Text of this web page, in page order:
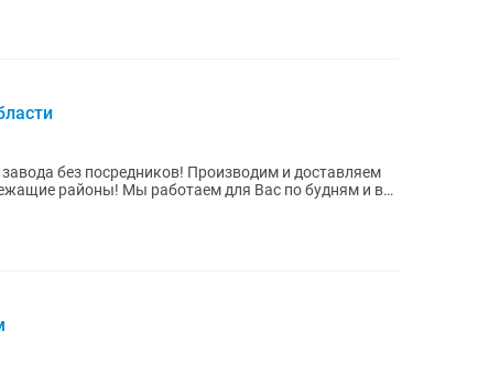
без посредников! Производим и доставляем
районы! Мы работаем для Вас по будням и в